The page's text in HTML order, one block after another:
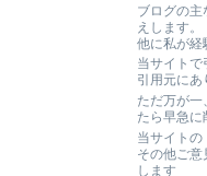
ブログの
えします。
他に私が経
当サイトで
引用元にあ
ただ万が一
たら早急に
当サイトの
その他ご
します